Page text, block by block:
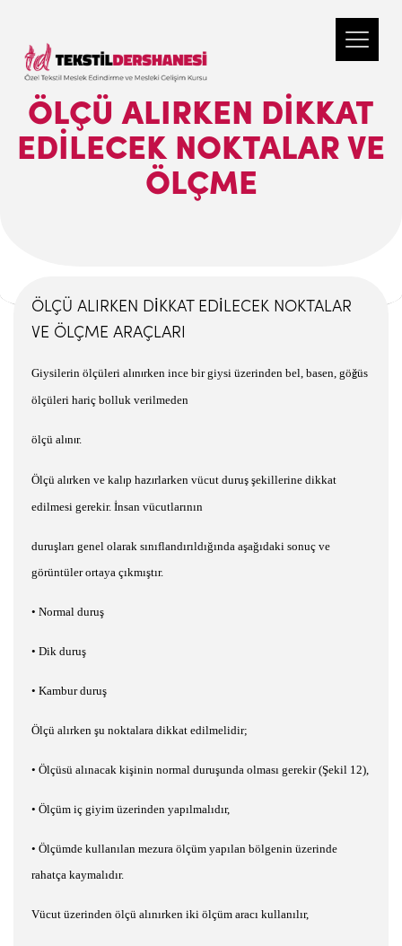
ÖLÇÜ ALIRKEN DİKKAT
EDİLECEK NOKTALAR VE
ÖLÇME
ÖLÇÜ ALIRKEN DİKKAT EDİLECEK NOKTALAR
VE ÖLÇME ARAÇLARI
Giysilerin ölçüleri alınırken ince bir giysi üzerinden bel, basen, göğüs
ölçüleri hariç bolluk verilmeden
ölçü alınır.
Ölçü alırken ve kalıp hazırlarken vücut duruş şekillerine dikkat
edilmesi gerekir. İnsan vücutlarının
duruşları genel olarak sınıflandırıldığında aşağıdaki sonuç ve
görüntüler ortaya çıkmıştır.
• Normal duruş
• Dik duruş
• Kambur duruş
Ölçü alırken şu noktalara dikkat edilmelidir;
• Ölçüsü alınacak kişinin normal duruşunda olması gerekir (Şekil 12),
• Ölçüm iç giyim üzerinden yapılmalıdır,
• Ölçümde kullanılan mezura ölçüm yapılan bölgenin üzerinde
rahatça kaymalıdır.
Vücut üzerinden ölçü alınırken iki ölçüm aracı kullanılır,